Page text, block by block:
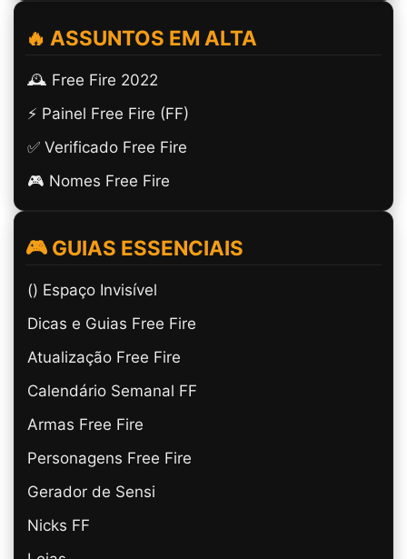
🔥 ASSUNTOS EM ALTA
🕰️ Free Fire 2022
⚡ Painel Free Fire (FF)
✅ Verificado Free Fire
🎮 Nomes Free Fire
🎮 GUIAS ESSENCIAIS
(ㅤ) Espaço Invisível
Dicas e Guias Free Fire
Atualização Free Fire
Calendário Semanal FF
Armas Free Fire
Personagens Free Fire
Gerador de Sensi
Nicks FF